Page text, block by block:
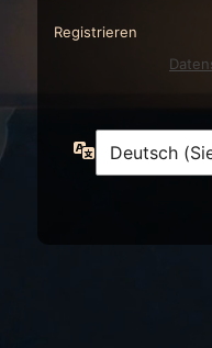
Registrieren
Sprache